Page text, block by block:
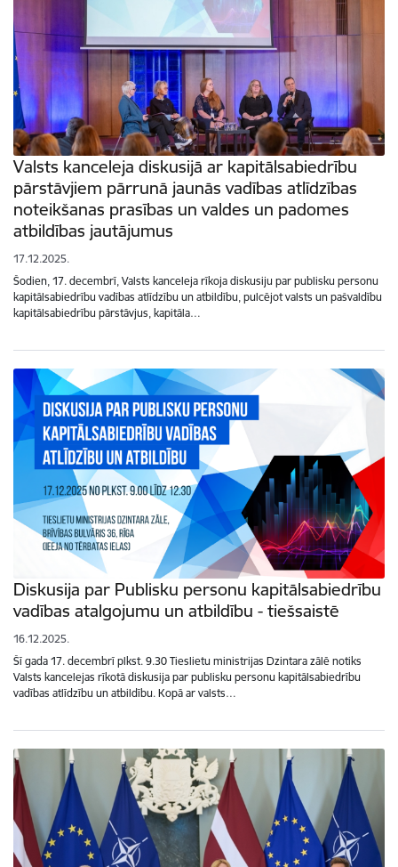
Valsts kanceleja diskusijā ar kapitālsabiedrību
pārstāvjiem pārrunā jaunās vadības atlīdzības
noteikšanas prasības un valdes un padomes
atbildības jautājumus
17.12.2025.
Šodien, 17. decembrī, Valsts kanceleja rīkoja diskusiju par publisku personu
kapitālsabiedrību vadības atlīdzību un atbildību, pulcējot valsts un pašvaldību
kapitālsabiedrību pārstāvjus, kapitāla…
Diskusija par Publisku personu kapitālsabiedrību
vadības atalgojumu un atbildību - tiešsaistē
16.12.2025.
Šī gada 17. decembrī plkst. 9.30 Tieslietu ministrijas Dzintara zālē notiks
Valsts kancelejas rīkotā diskusija par publisku personu kapitālsabiedrību
vadības atlīdzību un atbildību. Kopā ar valsts…